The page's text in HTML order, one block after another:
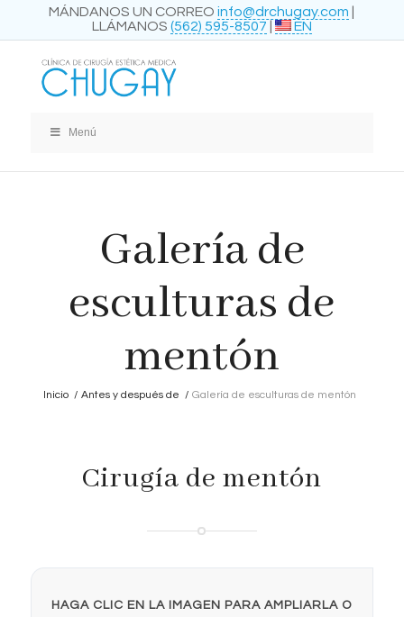
MÁNDANOS UN CORREOinfo@drchugay.com
LLÁMANOS (562) 595-8507 EN
Menú
Galería de
esculturas de
mentón
Inicio / Antes y después de / Galería de esculturas de mentón
Cirugía de mentón
HAGA CLIC EN LA IMAGEN PARA AMPLIARLA O